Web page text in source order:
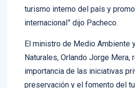
preservación y, al mismo
turismo interno del país y
El ministro de Medio Ambiente y
Naturales, Orlando Jorge Mera,
importancia de las iniciativas